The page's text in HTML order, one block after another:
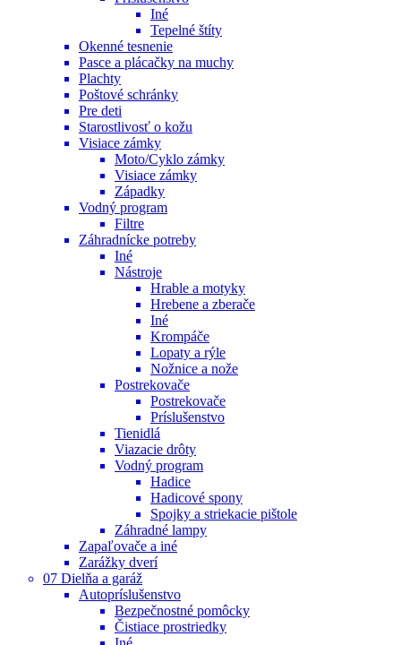
Iné
Tepelné štíty
Okenné tesnenie
Pasce a plácačky na muchy
Plachty
Poštové schránky
Pre deti
Starostlivosť o kožu
Visiace zámky
Moto/Cyklo zámky
Visiace zámky
Západky
Vodný program
Filtre
Záhradnícke potreby
Iné
Nástroje
Hrable a motyky
Hrebene a zberače
Iné
Krompáče
Lopaty a rýle
Nožnice a nože
Postrekovače
Postrekovače
Príslušenstvo
Tienidlá
Viazacie drôty
Vodný program
Hadice
Hadicové spony
Spojky a striekacie pištole
Záhradné lampy
Zapaľovače a iné
Zarážky dverí
07 Dielňa a garáž
Autopríslušenstvo
Bezpečnostné pomôcky
Čistiace prostriedky